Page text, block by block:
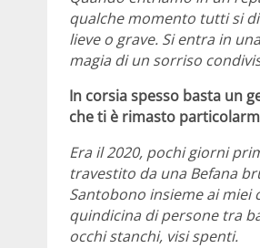
qualche momento tutti si
lieve o grave. Si entra in
magia di un sorriso
In corsia spesso basta un
che ti è rimasto
Era il 2020, pochi giorni
travestito da una Befana
Santobono insieme ai miei
quindicina di persone tra
occhi stanchi, visi spenti.